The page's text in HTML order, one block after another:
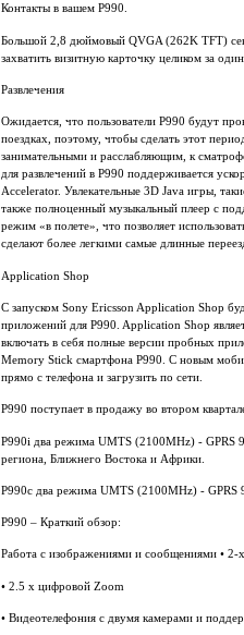
Контакты в вашем P990.
Большой 2,8 дюймовый QVGA (262K TFT)
захватить визитную карточку целиком за
Развлечения
Ожидается, что пользователи P990 будут
поездках, поэтому, чтобы сделать этот
занимательными и расслабляющим, к
для развлечений в P990 поддерживается
Accelerator. Увлекательные 3D Java игры,
также полноценный музыкальный плеер с
режим «в полете», что позволяет
сделают более легкими самые длинные
Application Shop
С запуском Sony Ericsson Application Shop
приложений для P990. Application Shop
включать в себя полные версии пробных
Memory Stick смартфона P990. С новым
прямо с телефона и загрузить по сети.
P990 поступает в продажу во втором
P990i два режима UMTS (2100MHz) - GPRS
региона, Ближнего Востока и Африки.
P990c два режима UMTS (2100MHz) - GPRS
P990 – Краткий обзор:
Работа с изображениями и сообщениями • 2-
• 2.5 x цифровой Zoom
• Видеотелефония с двумя камерами и